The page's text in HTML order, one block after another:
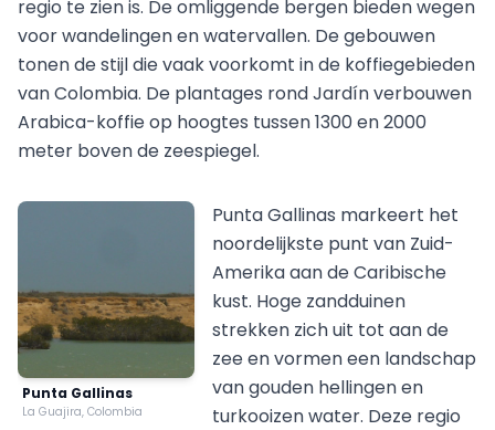
regio te zien is. De omliggende bergen bieden wegen
voor wandelingen en watervallen. De gebouwen
tonen de stijl die vaak voorkomt in de koffiegebieden
van Colombia. De plantages rond Jardín verbouwen
Arabica-koffie op hoogtes tussen 1300 en 2000
meter boven de zeespiegel.
Punta Gallinas
La Guajira, Colombia
Punta Gallinas markeert het
noordelijkste punt van Zuid-
Amerika aan de Caribische
kust. Hoge zandduinen
strekken zich uit tot aan de
zee en vormen een landschap
van gouden hellingen en
turkooizen water. Deze regio